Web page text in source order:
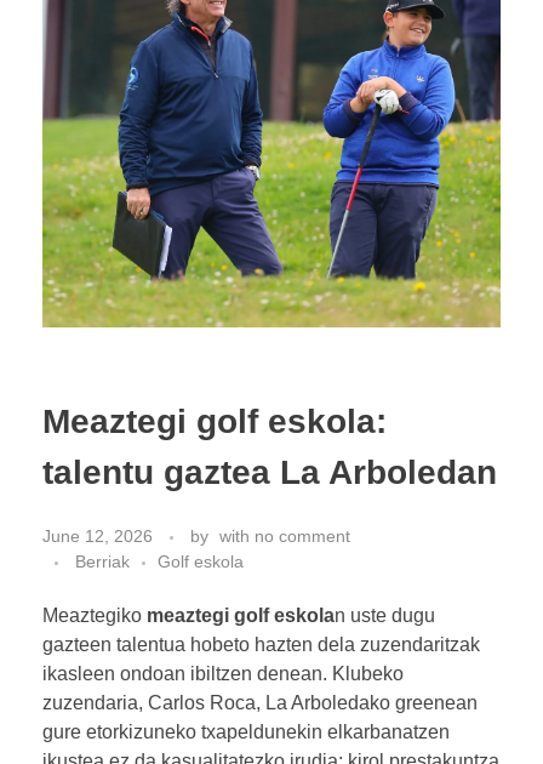
Meaztegi golf eskola:
talentu gaztea La Arboledan
June 12, 2026 by with no comment
Berriak
Golf eskola
Meaztegiko meaztegi golf eskolan uste dugu
gazteen talentua hobeto hazten dela zuzendaritzak
ikasleen ondoan ibiltzen denean. Klubeko
zuzendaria, Carlos Roca, La Arboledako greenean
gure etorkizuneko txapeldunekin elkarbanatzen